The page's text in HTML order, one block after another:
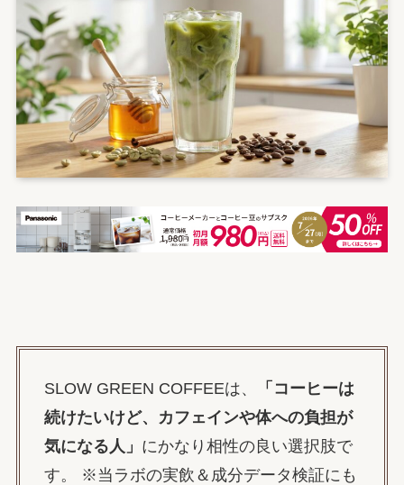
SLOW GREEN COFFEEは、
「コーヒーは
続けたいけど、カフェインや体への負担が
気になる人」 にかなり相性の良い選択肢で
す。 ※当ラボの実飲＆成分データ検証にも